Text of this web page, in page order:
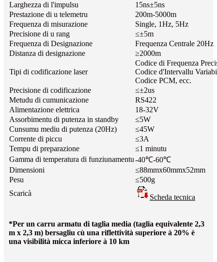
Larghezza di l'impulsu
15ns±5ns
Prestazione di u telemetru
200m-5000m
Frequenza di misurazione
Single, 1Hz, 5Hz
Precisione di u rang
≤±5m
Frequenza di Designazione
Frequenza Centrale 20Hz
Distanza di designazione
≥2000m
Tipi di codificazione laser
Codice di Frequenza
Codice d'Intervallu
Codice PCM, ecc.
Precisione di codificazione
≤±2us
Metudu di cumunicazione
RS422
Alimentazione elettrica
18-32V
Assorbimentu di putenza in standby
≤5W
Cunsumu mediu di putenza (20Hz)
≤45W
Corrente di piccu
≤3A
Tempu di preparazione
≤1 minutu
Gamma di temperatura di funziunamentu-40℃-60℃
Dimensioni
≤88mmx60mmx52mm
Pesu
≤500g
Scaricà
Scheda tecnica
*Per un carru armatu di taglia media (taglia equivalente 2,3
m x 2,3 m) bersagliu cù una riflettività superiore à 20% è
una visibilità micca inferiore à 10 km